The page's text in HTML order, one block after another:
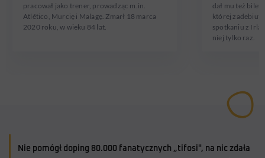
pracował jako trener, prowadząc m.in.
Atlético, Murcię i Malagę. Zmarł 18 marca
2020 roku, w wieku 84 lat.
dał mu też
której
spotkaniu z
niej tylko raz.
Nie pomógł doping 80.000 fanatycznych „tifosi", na nic zdała